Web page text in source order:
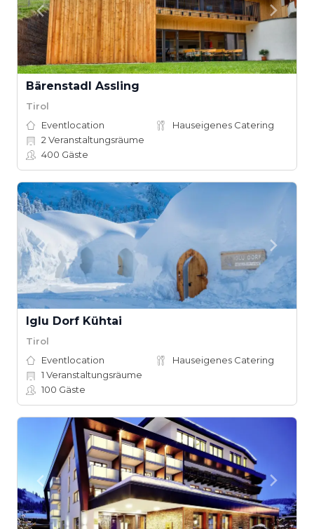
Bärenstadl Assling
Tirol
Eventlocation
Hauseigenes Catering
2 Veranstaltungsräume
400 Gäste
Iglu Dorf Kühtai
Tirol
Eventlocation
Hauseigenes Catering
1 Veranstaltungsräume
100 Gäste